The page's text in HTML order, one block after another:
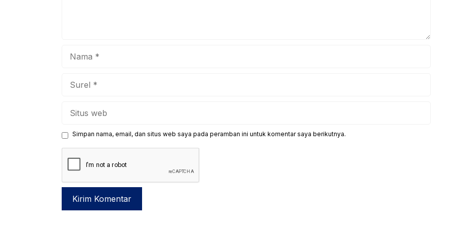
web
Simpan nama, email, dan situs web saya pada peramban ini untuk komentar saya berikutnya.